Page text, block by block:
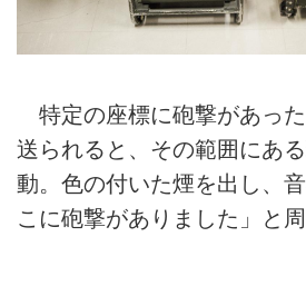
特定の座標に砲撃があっ
送られると、その範囲にあ
動。色の付いた煙を出し、
こに砲撃がありました」と